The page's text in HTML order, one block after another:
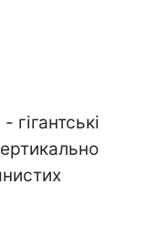
гігантські